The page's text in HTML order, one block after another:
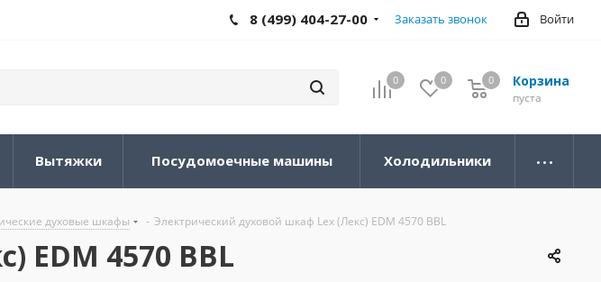
Войти
8 (499) 404-27-00 Заказать звонок
0 0 Корзина
0
пуста
0
Вытяжки Посудомоечные машины Холодильники
духовые шкафы - Электрический духовой шкаф Lex (Лекс) EDM 4570 BBL
EDM 4570 BBL